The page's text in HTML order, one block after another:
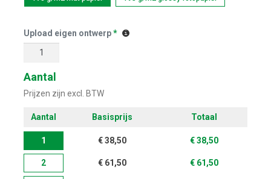
Upload eigen ontwerp*
Aantal
Prijzen zijn excl. BTW
Aantal Basisprijs Totaal
1 € 38,50 € 38,50
2 € 61,50 € 61,50